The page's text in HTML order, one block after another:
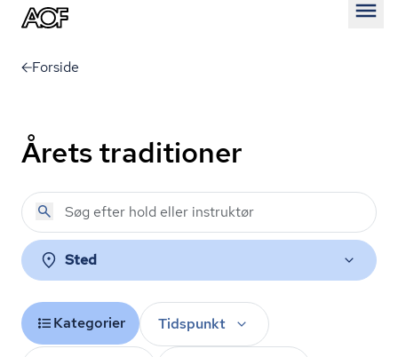
Forside
Årets traditioner
Sted
Kategorier Tidspunkt